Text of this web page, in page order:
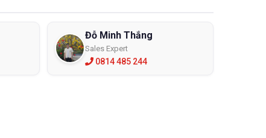
Đỗ Minh Thắng
Sales Expert
0814 485 244